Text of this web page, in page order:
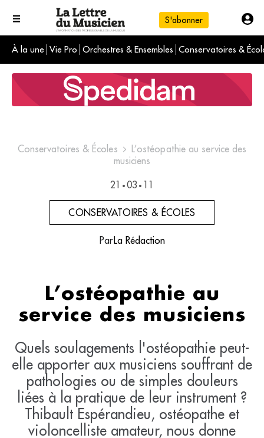
S'abonner
À la une Vie Pro Orchestres & Ensembles Conservatoires &
L'info du jour
Le numéro du mois
International
Conservatoires & Écoles
L’ostéopathie au service des
musiciens
21 • 03 • 11
CONSERVATOIRES & ÉCOLES
ParLa Rédaction
L’ostéopathie au
service des musiciens
Quels soulagements l'ostéopathie peut-
elle apporter aux musiciens souffrant de
pathologies ou de simples douleurs
liées à la pratique de leur instrument ?
Thibault Espérandieu, ostéopathe et
violoncelliste amateur, nous donne